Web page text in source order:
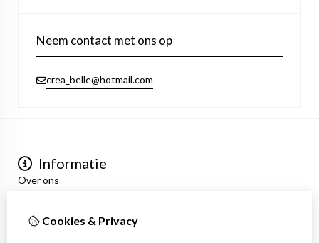
Neem contact met ons op
crea_belle@hotmail.com
Informatie
Over ons
Algemene voorwaarden
Mijn account
Cookies & Privacy